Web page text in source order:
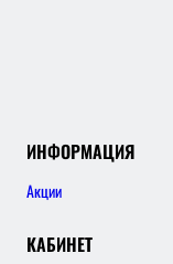
ИНФОРМАЦИЯ
Акции
КАБИНЕТ